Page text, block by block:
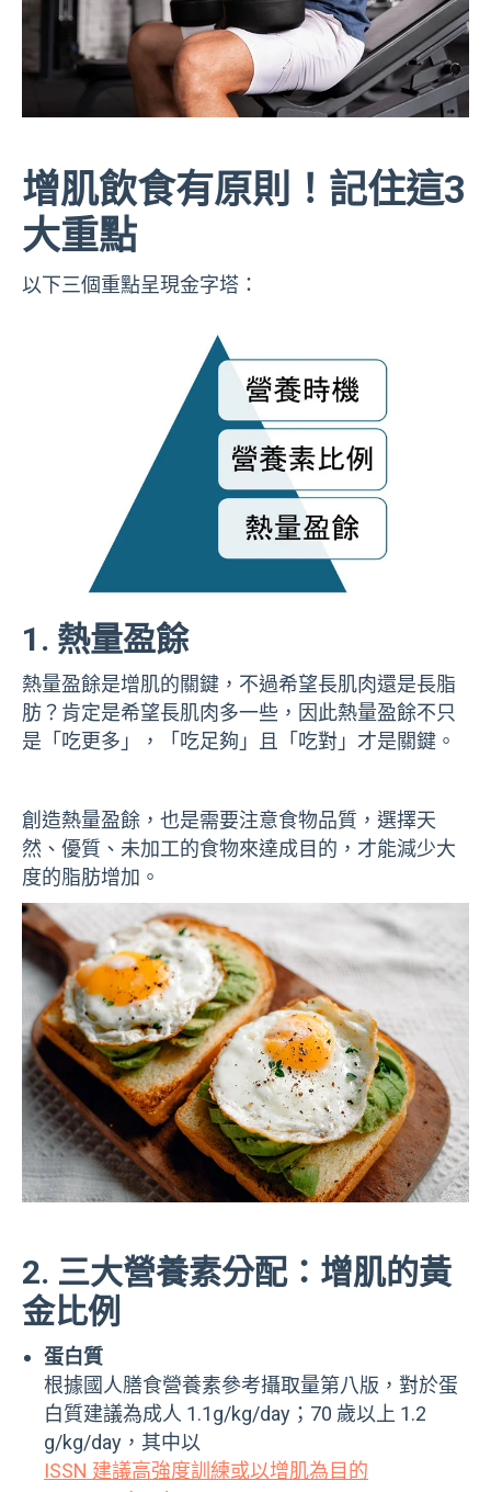
增肌飲食有原則！記住這3
大重點
以下三個重點呈現金字塔：
1. 熱量盈餘
熱量盈餘是增肌的關鍵，不過希望長肌肉還是長脂
肪？肯定是希望長肌肉多一些，因此熱量盈餘不只
是「吃更多」，「吃足夠」且「吃對」才是關鍵。
創造熱量盈餘，也是需要注意食物品質，選擇天
然、優質、未加工的食物來達成目的，才能減少大
度的脂肪增加。
2. 三大營養素分配：增肌的黃
金比例
蛋白質
根據國人膳食營養素參考攝取量第八版，對於蛋
白質建議為成人 1.1g/kg/day；70 歲以上 1.2
g/kg/day，其中以
ISSN 建議高強度訓練或以增肌為目的